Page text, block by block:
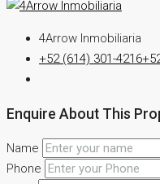
4Arrow Inmobiliaria
+52 (614) 301-4216
Enquire About This
Name
Phone